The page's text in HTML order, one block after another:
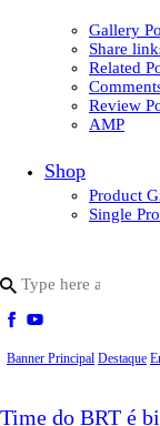
Gallery
Share
Related
Review
AMP
Shop
Product
Single
Banner Principal Destaque
Time do BRT é